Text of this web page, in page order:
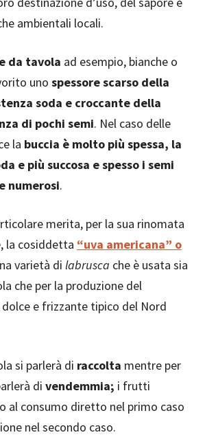
ambientali locali.
da tavola ad esempio, bianche o
uno spessore scarso della
soda e croccante della
di pochi semi. Nel caso delle
la buccia è molto più spessa, la
e più succosa e spesso i semi
numerosi.
merita, per la sua rinomata
la cosiddetta “uva americana” o
varietà di labrusca che è usata sia
che per la produzione del
dolce e frizzante tipico del Nord
si parlerà di raccolta mentre per
di vendemmia; i frutti
al consumo diretto nel primo caso
nel secondo caso.